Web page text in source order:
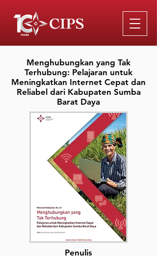
Menghubungkan yang Tak
Terhubung: Pelajaran untuk
Meningkatkan Internet Cepat dan
Reliabel dari Kabupaten Sumba
Barat Daya
Penulis